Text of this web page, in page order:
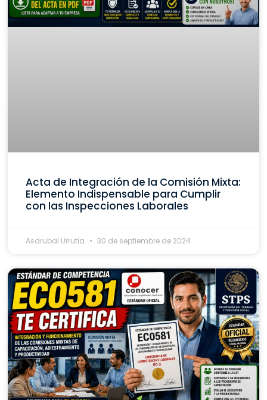
Acta de Integración de la Comisión Mixta:
Elemento Indispensable para Cumplir
con las Inspecciones Laborales
Asdrubal Urrutia 30 de septiembre de 2024